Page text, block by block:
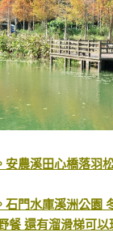
安農溪田心橋落羽
石門水庫溪洲公園
餐 還有溜滑梯可以